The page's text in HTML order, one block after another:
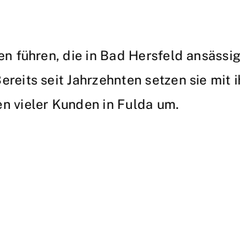
führen, die in Bad Hersfeld
seit Jahrzehnten setzen sie mit
vieler Kunden in Fulda um.